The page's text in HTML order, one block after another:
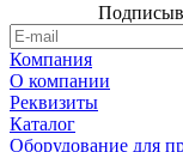
Компания
О компании
Реквизиты
Каталог
Оборудование для